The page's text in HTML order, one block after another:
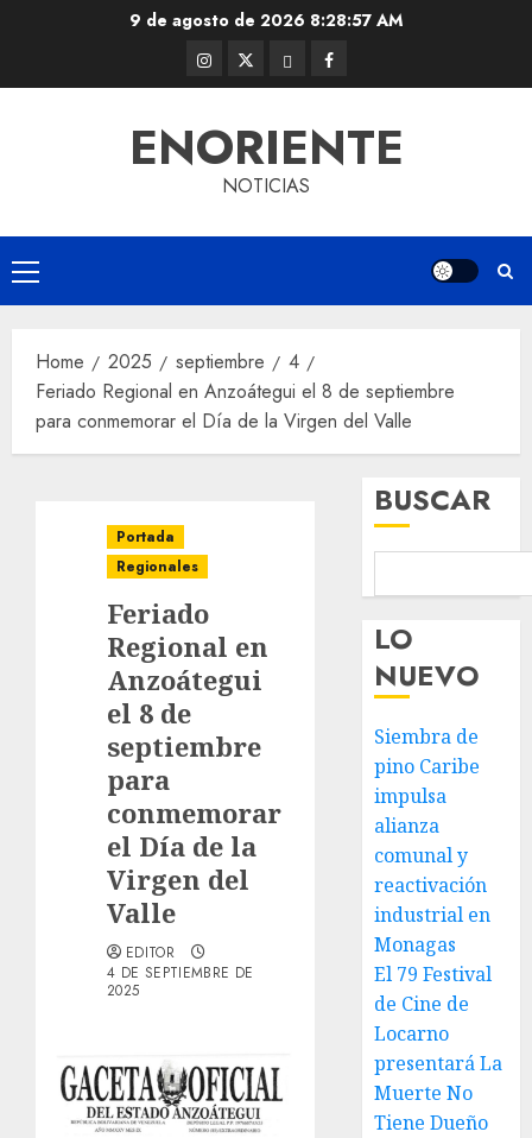
9 de agosto de 2026 8:28:58 AM
Instagram
@EnOriente
Twitter
(X)
ThreadsFacebook
ENORIENTE
NOTICIAS
Primary
Menu
Home 2025 septiembre
4
Feriado Regional en Anzoátegui el 8 de septiembre
para conmemorar el Día de la Virgen del Valle
Portada
Regionales
Feriado
Regional en
Anzoátegui
el 8 de
septiembre
para
conmemorar
el Día de la
Virgen del
Valle
EDITOR
4 DE SEPTIEMBRE DE
2025
BUSCAR
LO
NUEVO
Siembra de
pino Caribe
impulsa
alianza
comunal y
reactivación
industrial en
Monagas
El 79 Festival
de Cine de
Locarno
presentará La
Muerte No
Tiene Dueño